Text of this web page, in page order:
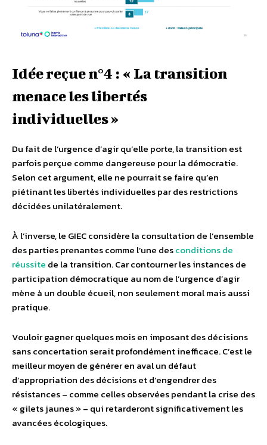
Idée reçue n°4 : « La transition
menace les libertés
individuelles »
Du fait de l’urgence d’agir qu’elle porte, la transition est
parfois perçue comme dangereuse pour la démocratie.
Selon cet argument, elle ne pourrait se faire qu’en
piétinant les libertés individuelles par des restrictions
décidées unilatéralement.
À l’inverse, le GIEC considère la consultation de l’ensemble
des parties prenantes comme l’une desconditions de
réussite de la transition. Car contourner les instances de
participation démocratique au nom de l’urgence d’agir
mène à un double écueil, non seulement moral mais aussi
pratique.
Vouloir gagner quelques mois en imposant des décisions
sans concertation serait profondément inefficace. C’est le
meilleur moyen de générer en aval un défaut
d’appropriation des décisions et d’engendrer des
résistances – comme celles observées pendant la crise des
« gilets jaunes » – qui retarderont significativement les
avancées écologiques.